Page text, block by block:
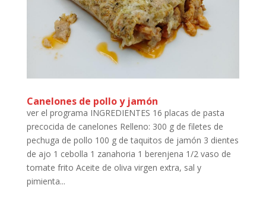
Canelones de pollo y jamón
ver el programa INGREDIENTES 16 placas de pasta
precocida de canelones Relleno: 300 g de filetes de
pechuga de pollo 100 g de taquitos de jamón 3 dientes
de ajo 1 cebolla 1 zanahoria 1 berenjena 1/2 vaso de
tomate frito Aceite de oliva virgen extra, sal y
pimienta...